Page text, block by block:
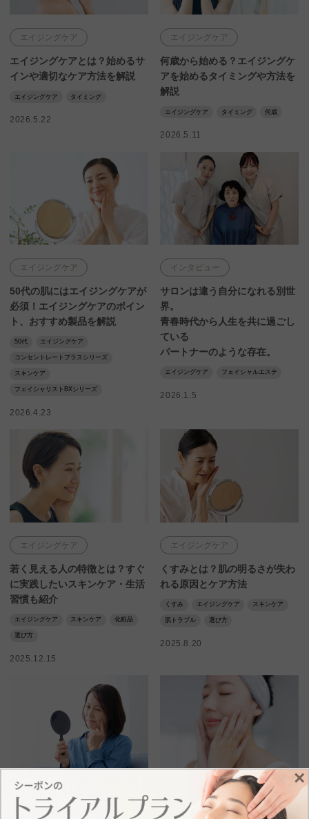
エイジングケア
エイジングケアとは？始めるサ
インや適切なケア方法を解説
エイジングケア タイミング
2026.5.22
エイジングケア
何歳から始める？エイジングケ
アを始めるタイミングや方法を
解説
エイジングケア タイミング 何歳
2026.5.11
エイジングケア
50代の肌にはエイジングケアが
必須！エイジングケアのポイン
ト、おすすめ製品を解説
50代 エイジングケア
コンセントレートプラスシリーズ
スキンケア
フェイシャリストBXシリーズ
2026.4.23
インタビュー
サロンは違う自分になれる別世
界。
青春時代から人生を共に過ごし
ている
パートナーのような存在。
エイジングケア フェイシャルエステ
2026.1.5
エイジングケア
若く見える人の特徴とは？すぐ
に実践したいスキンケア・生活
習慣も紹介
エイジングケア スキンケア 化粧品
選び方
2025.12.15
エイジングケア
くすみとは？肌の明るさが失わ
れる原因とケア方法
くすみ エイジングケア スキンケア
肌トラブル 選び方
2025.8.20
エイジングケア
老け顔に見える原因とは？老け
エイジングケア
50代におすすめのクレンジング
×